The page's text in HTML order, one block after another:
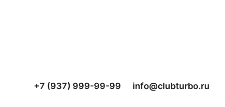
+7 (937) 999-99-99 info@clubturbo.ru